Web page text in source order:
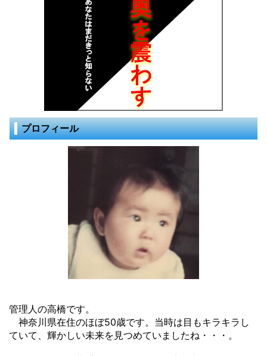
プロフィール
管理人の高橋です。
神奈川県在住のほぼ50歳です。当時は目もキラキラし
ていて、輝かしい未来を見つめていましたね・・・。